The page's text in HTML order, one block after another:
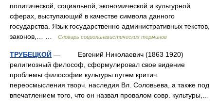
политической, социальной, экономической и культурной
сферах, выступающий в качестве символа данного
государства. Язык государственно административных текстов,
законов,… …
Словарь социолингвистических терминов
ТРУБЕЦКОЙ — Евгений Николаевич (1863 1920)
религиозный философ, сформулировал свое видение
проблемы философии культуры путем критич.
переосмысления творч. наследия Вл. Соловьева, а также под
впечатлением того, что он назвал провалом совр. культуры,…